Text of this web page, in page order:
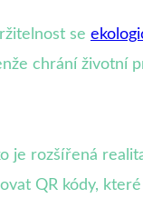
se
chrání životní
je rozšířená
QR kódy,